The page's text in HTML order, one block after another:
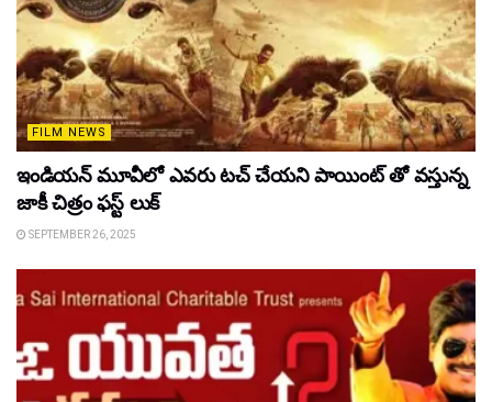
FILM NEWS
ఇండియన్ మూవీలో ఎవరు టచ్ చేయని పాయింట్ తో వస్తున్న
జాకీ చిత్రం ఫస్ట్ లుక్
SEPTEMBER 26, 2025